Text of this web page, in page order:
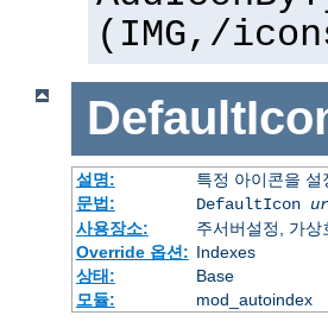
(IMG,/
설명:
특정 아이콘을
문법:
DefaultIcon
사용장소:
주서버설정, 가
Override 옵션: Indexes
상태:
Base
모듈:
mod_autoindex